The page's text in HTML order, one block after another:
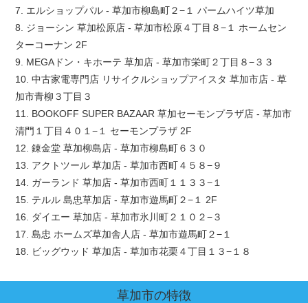
7. エルショップパル - 草加市柳島町２−１ パームハイツ草加
8. ジョーシン 草加松原店 - 草加市松原４丁目８−１ ホームセン
ターコーナン 2F
9. MEGAドン・キホーテ 草加店 - 草加市栄町２丁目８−３３
10. 中古家電専門店 リサイクルショップアイスタ 草加市店 - 草
加市青柳３丁目３
11. BOOKOFF SUPER BAZAAR 草加セーモンプラザ店 - 草加市
清門１丁目４０１−１ セーモンプラザ 2F
12. 錬金堂 草加柳島店 - 草加市柳島町６３０
13. アクトツール 草加店 - 草加市西町４５８−９
14. ガーランド 草加店 - 草加市西町１１３３−１
15. テルル 島忠草加店 - 草加市遊馬町２−１ 2F
16. ダイエー 草加店 - 草加市氷川町２１０２−３
17. 島忠 ホームズ草加舎人店 - 草加市遊馬町２−１
18. ビッグウッド 草加店 - 草加市花栗４丁目１３−１８
草加市の特徴